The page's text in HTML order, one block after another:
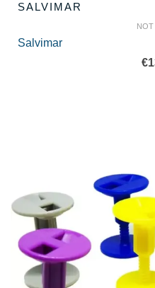
SALVIMAR
NOT
Salvimar
€